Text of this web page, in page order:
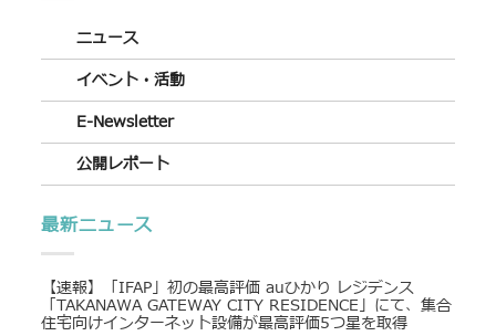
ニュース
イベント・活動
E-Newsletter
公開レポート
最新ニュース
【速報】「IFAP」初の最高評価 auひかり レジデンス
「TAKANAWA GATEWAY CITY RESIDENCE」にて、集合
住宅向けインターネット設備が最高評価5つ星を取得